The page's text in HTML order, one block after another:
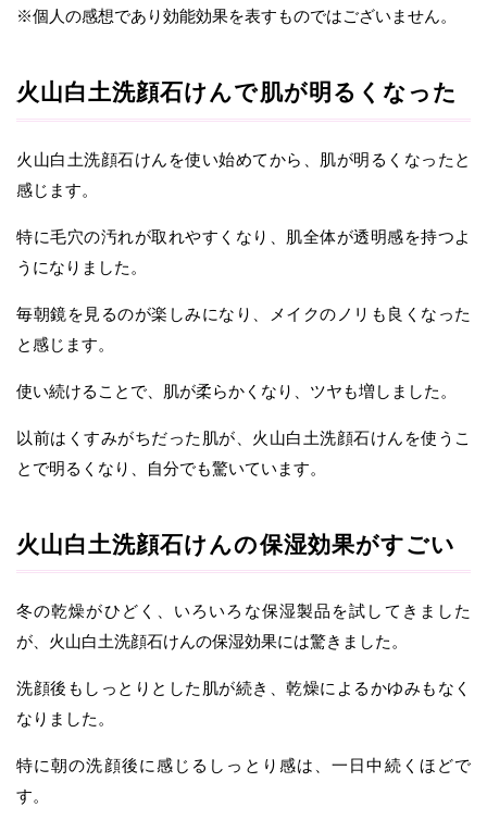
※個人の感想であり効能効果を表すものではございません。
火山白土洗顔石けんで肌が明るくなった
火山白土洗顔石けんを使い始めてから、肌が明るくなったと
感じます。
特に毛穴の汚れが取れやすくなり、肌全体が透明感を持つよ
うになりました。
毎朝鏡を見るのが楽しみになり、メイクのノリも良くなった
と感じます。
使い続けることで、肌が柔らかくなり、ツヤも増しました。
以前はくすみがちだった肌が、火山白土洗顔石けんを使うこ
とで明るくなり、自分でも驚いています。
火山白土洗顔石けんの保湿効果がすごい
冬の乾燥がひどく、いろいろな保湿製品を試してきました
が、火山白土洗顔石けんの保湿効果には驚きました。
洗顔後もしっとりとした肌が続き、乾燥によるかゆみもなく
なりました。
特に朝の洗顔後に感じるしっとり感は、一日中続くほどで
す。